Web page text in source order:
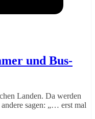
und Bus-
Landen. Da werden
sagen: „… erst mal